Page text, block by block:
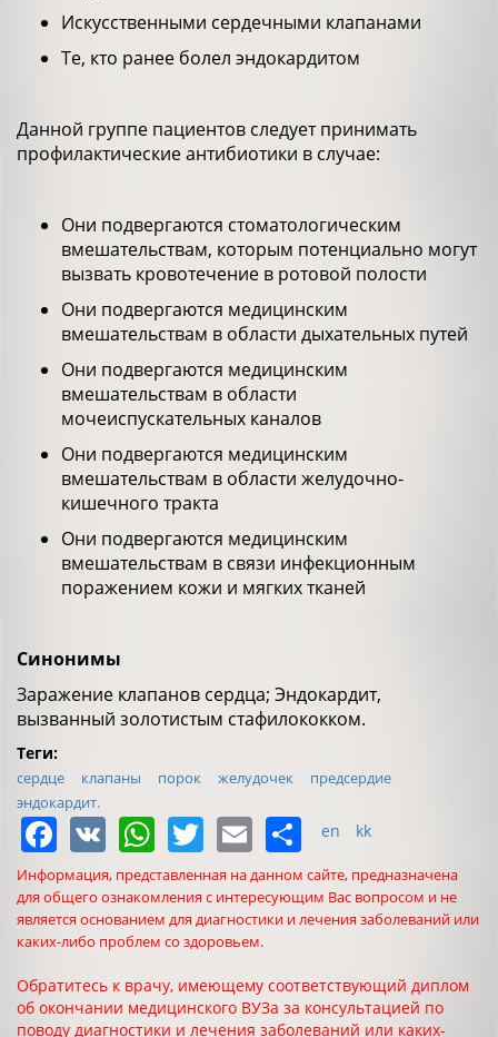
Искусственными сердечными клапанами
Те, кто ранее болел эндокардитом
Данной группе пациентов следует принимать
профилактические антибиотики в случае:
Они подвергаются стоматологическим
вмешательствам, которым потенциально могут
вызвать кровотечение в ротовой полости
Они подвергаются медицинским
вмешательствам в области дыхательных путей
Они подвергаются медицинским
вмешательствам в области
мочеиспускательных каналов
Они подвергаются медицинским
вмешательствам в области желудочно-
кишечного тракта
Они подвергаются медицинским
вмешательствам в связи инфекционным
поражением кожи и мягких тканей
Синонимы
Заражение клапанов сердца; Эндокардит,
вызванный золотистым стафилококком.
Теги:
сердце клапаны порок желудочек
предсердие
эндокардит.
Facebook
VK WhatsApp
TwitterEmailShare
en kk
Информация, представленная на данном сайте, предназначена
для общего ознакомления с интересующим Вас вопросом и не
является основанием для диагностики и лечения заболеваний или
каких-либо проблем со здоровьем.
Обратитесь к врачу, имеющему соответствующий диплом
об окончании медицинского ВУЗа за консультацией по
поводу диагностики и лечения заболеваний или каких-